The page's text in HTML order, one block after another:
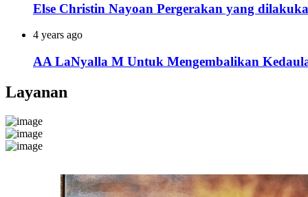
Else Christin Nayoan Pergerakan yang
4 years ago
AA LaNyalla M Untuk Mengembalikan
Layanan